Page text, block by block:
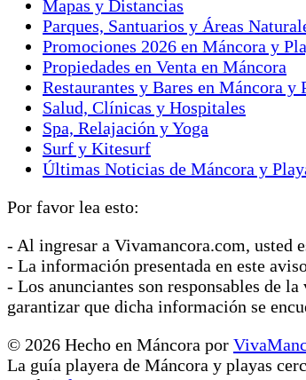
Mapas y Distancias
Parques, Santuarios y Áreas
Promociones 2026 en Máncora y
Propiedades en Venta en Máncora
Restaurantes y Bares en Máncora y
Salud, Clínicas y Hospitales
Spa, Relajación y Yoga
Surf y Kitesurf
Últimas Noticias de Máncora y
Por favor lea esto:
- Al ingresar a Vivamancora.com, usted
- La información presentada en este
- Los anunciantes son responsables de
garantizar que dicha información se
© 2026 Hecho en Máncora por
La guía playera de Máncora y playas